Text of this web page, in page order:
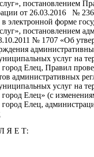
постановлением
от 26.03.2016 №
электронной форме
постановлением
№ 1707 «Об
услуг на
город Елец, Правил
административных
услуг на
город Елец» (с
город Елец,
Я Е Т: